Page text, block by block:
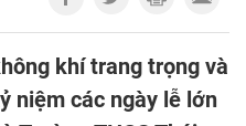
khí trang trọng và
niệm các ngày lễ lớn